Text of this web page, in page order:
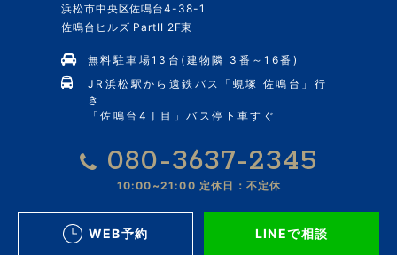
浜松市中央区佐鳴台4-38-1
佐鳴台ヒルズ PartII 2F東
無料駐車場13台(建物隣 3番～16番)
JR浜松駅から遠鉄バス「蜆塚 佐鳴台」行
き
「佐鳴台4丁目」バス停下車すぐ
080-3637-2345
10:00~21:00 定休日：不定休
WEB予約 LINEで相談